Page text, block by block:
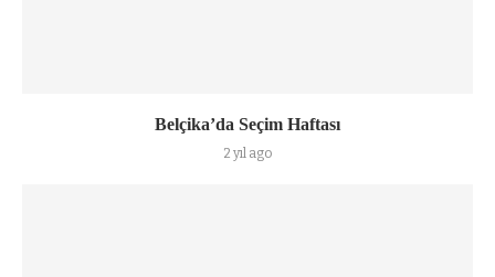
Belçika’da Seçim Haftası
2 yıl ago